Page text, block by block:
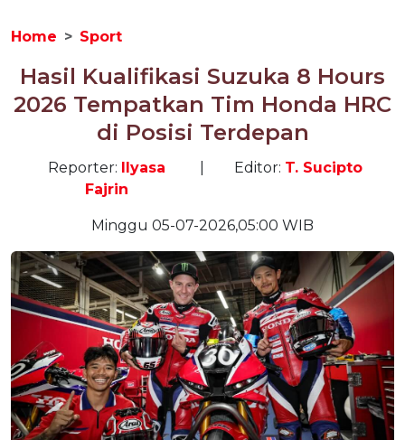
Home Sport
Hasil Kualifikasi Suzuka 8 Hours
2026 Tempatkan Tim Honda HRC
di Posisi Terdepan
Reporter: Ilyasa
Fajrin
Editor: T. Sucipto
Minggu 05-07-2026,05:00 WIB